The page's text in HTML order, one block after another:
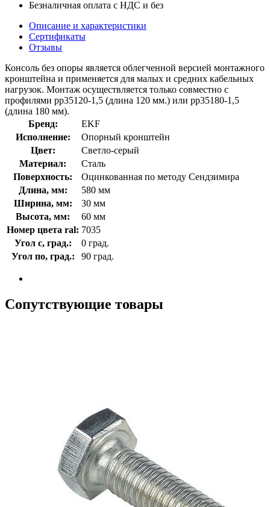
Безналичная оплата с НДС и без
Описание и характеристики
Сертификаты
Отзывы
Консоль без опоры является облегченной версией монтажного
кронштейна и применяется для малых и средних кабельных
нагрузок. Монтаж осуществляется только совместно с
профилями pp35120-1,5 (длина 120 мм.) или pp35180-1,5
(длина 180 мм).
Бренд:
EKF
Исполнение:
Опорный кронштейн
Цвет:
Светло-серый
Материал:
Сталь
Поверхность:
Оцинкованная по методу Сендзимира
Длина, мм:
580 мм
Ширина, мм:
30 мм
Высота, мм:
60 мм
Номер цвета ral: 7035
Угол с, град.:
0 град.
Угол по, град.:
90 град.
Сопутствующие товары